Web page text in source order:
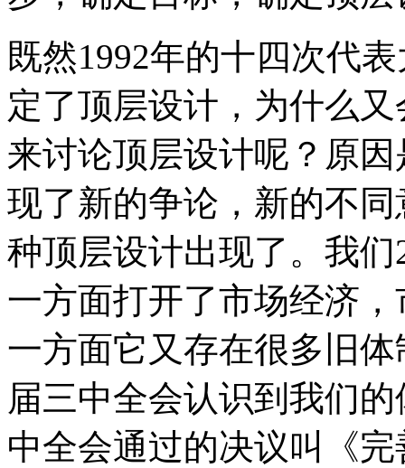
既然1992年的十四次代
定了顶层设计，为什么
来讨论顶层设计呢？原
现了新的争论，新的不
种顶层设计出现了。我
一方面打开了市场经济
一方面它又存在很多旧
届三中全会认识到我们
中全会通过的决议叫《